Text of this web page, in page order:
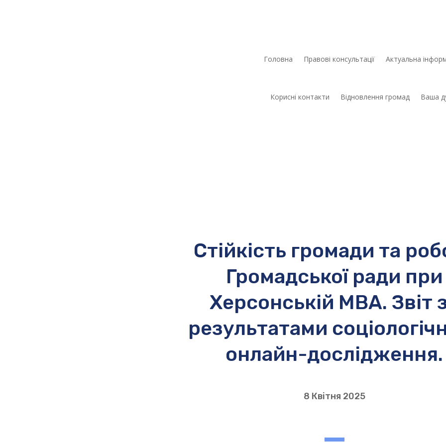
Головна Правові консультації Актуальна
Корисні контакти Відновлення громад Ваша
Стійкість громади та
Громадської ради при
Херсонській МВА. Звіт
результатами
онлайн-дослідження.
8 Квітня 2025